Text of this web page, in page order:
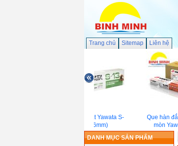
Trang chủ Sitemap Liên hệ
Que hàn sắt Yawata S-
13(2.6mm)
Que hàn
mòn
DANH MỤC SẢN PHẨM